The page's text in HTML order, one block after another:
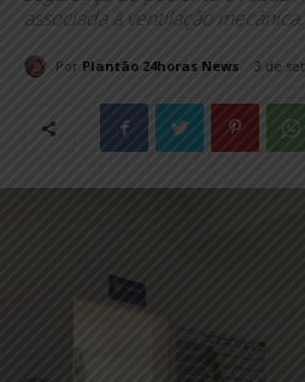
associada à ventilação mecânica.
Por Plantão 24horas News 3 de